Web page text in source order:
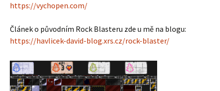
https://vychopen.com/
Článek o původním Rock Blasteru zde u mě na blogu:
https://havlicek-david-blog.xrs.cz/rock-blaster/